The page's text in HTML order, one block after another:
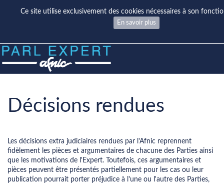
Ce site utilise exclusivement des cookies nécessaires à son
En savoir plus
Décisions rendues
Les décisions extra judiciaires rendues par l'Afnic reprennent
fidèlement les pièces et argumentaires de chacune des Parties ainsi
que les motivations de l'Expert. Toutefois, ces argumentaires et
pièces peuvent être présentés partiellement pour les cas ou leur
publication pourrait porter préjudice à l'une ou l'autre des Parties,